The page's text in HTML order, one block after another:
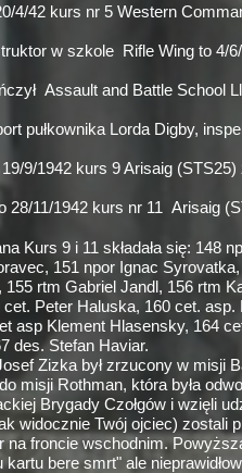
4/42 kurs nr 5 Western
w szkole Rifle Wing to 4/
Assault and Battle School
pułkownika Lorda Digby,
9/1942 kurs 9 Arisaig
28/11/1942 kurs nr 11 Arisaig
Kurs 9 i 11 składała się: 148
151 npor Ignac
155 rtm Gabriel Jandl, 156 rtm
cet. Peter Haluska, 160 cet.
asp Klement Hlasensky, 164
des. Stefan Haviar.
Zizka był zrzucony w misji
misji Rothman, która była
Brygady Czołgów i wzięli
widocznie Twój ojciec) zostali
na froncie wschodnim.
kartu bere smrt" ale